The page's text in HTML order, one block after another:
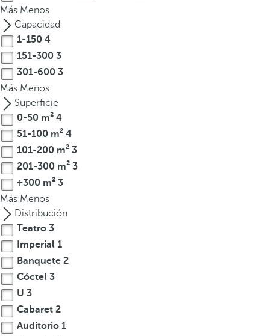
e
c
l
a
d
e
f
l
e
c
h
a
a
c
i
a
a
b
a
j
o
Más Menos
Capacidad
1-150 4
151-300 3
301-600 3
Más Menos
Superficie
0-50 m² 4
51-100 m² 4
101-200 m² 3
201-300 m² 3
+300 m² 3
Más Menos
Distribución
Teatro 3
Imperial 1
Banquete 2
Cóctel 3
U 3
Cabaret 2
Auditorio 1